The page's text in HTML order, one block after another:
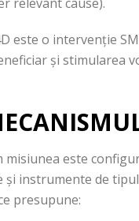
este o intervenție
eficiar și stimularea
misiunea este
și instrumente de tipul
presupune: